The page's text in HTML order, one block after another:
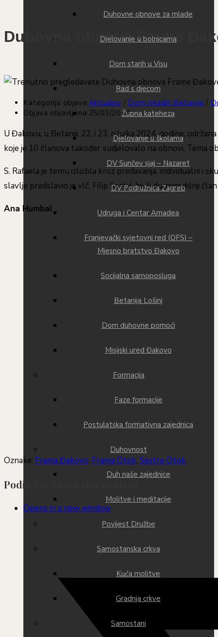
Duhovne obnove za mlade
Djelovanje u bolnicama
Dom starih u Visu
Rad s djecom
Župna kateheza
Djelovanje u školama
DV Sunčev sjaj – Nazaret
DV Podružnica Zagreb
Udruga i Centar Amadea
Franjevački svjetovni red (OFS) –
Mjesno bratstvo Đakovo
Socijalna samoposluga
Betanija Lošinj
Dom duhovne pomoći
Misijski ured Đakovo
Formacija
Faze formacije
Postulatska formativna zajednica
Duhovnost
Duh naše zajednice
Molitve i meditacije
Povijest Družbe
Samostanska crkva
Kuća molitve
Gradnja crkve
Samostani
Duhovna obnova Frame
Kategorija objave:Aktualno / Dom mladih Betanija /
Objava objavljena: 25/03/2024
U Đakovu, u Betaniji, 22. i 23. ožujka 2024. godine,
koje je 10 članova također sudjelovalo na obnovi. Tema
S. Rafaela je temu izložila kroz predavanja, individualni i
slavlje predslavio je vlč. Filip Sertić, bivši dugogodišnji
Ana Humbal
Oznake: Frama Đakovo, Frama Otok, Sestre Otok
Podijelite
Opens in a new window